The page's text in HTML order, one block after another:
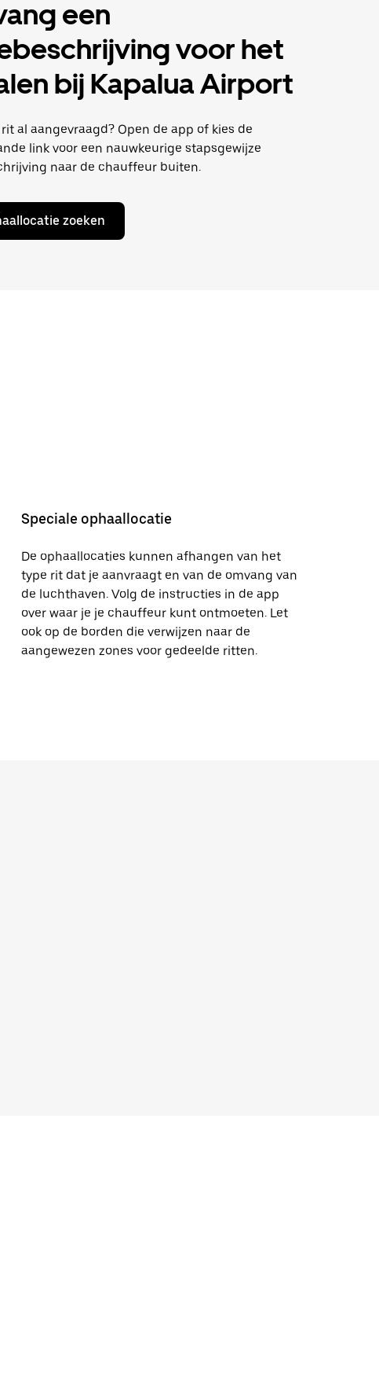
een
voor het
bij Kapalua Airport
al aangevraagd? Open de app of kies de
link voor een nauwkeurige stapsgewijze
naar de chauffeur buiten.
zoeken
Speciale ophaallocatie
De ophaallocaties kunnen afhangen van het
type rit dat je aanvraagt en van de omvang van
de luchthaven. Volg de instructies in de app
over waar je je chauffeur kunt ontmoeten. Let
ook op de borden die verwijzen naar de
aangewezen zones voor gedeelde ritten.